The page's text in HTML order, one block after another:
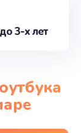
3-х лет